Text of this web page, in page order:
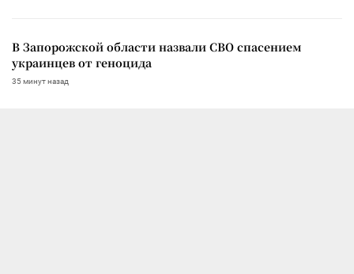
В Запорожской области назвали СВО спасением
украинцев от геноцида
35 минут назад